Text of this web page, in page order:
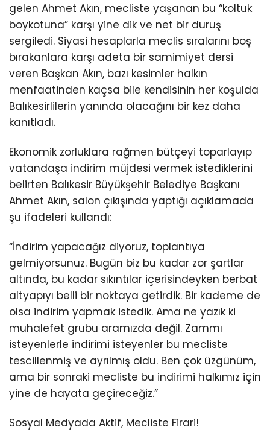
gelen Ahmet Akın, mecliste yaşanan bu “koltuk
boykotuna” karşı yine dik ve net bir duruş
sergiledi. Siyasi hesaplarla meclis sıralarını boş
bırakanlara karşı adeta bir samimiyet dersi
veren Başkan Akın, bazı kesimler halkın
menfaatinden kaçsa bile kendisinin her koşulda
Balıkesirlilerin yanında olacağını bir kez daha
kanıtladı.
Ekonomik zorluklara rağmen bütçeyi toparlayıp
vatandaşa indirim müjdesi vermek istediklerini
belirten Balıkesir Büyükşehir Belediye Başkanı
Ahmet Akın, salon çıkışında yaptığı açıklamada
şu ifadeleri kullandı:
“İndirim yapacağız diyoruz, toplantıya
gelmiyorsunuz. Bugün biz bu kadar zor şartlar
altında, bu kadar sıkıntılar içerisindeyken berbat
altyapıyı belli bir noktaya getirdik. Bir kademe de
olsa indirim yapmak istedik. Ama ne yazık ki
muhalefet grubu aramızda değil. Zammı
isteyenlerle indirimi isteyenler bu mecliste
tescillenmiş ve ayrılmış oldu. Ben çok üzgünüm,
ama bir sonraki mecliste bu indirimi halkımız için
yine de hayata geçireceğiz.”
Sosyal Medyada Aktif, Mecliste Firari!